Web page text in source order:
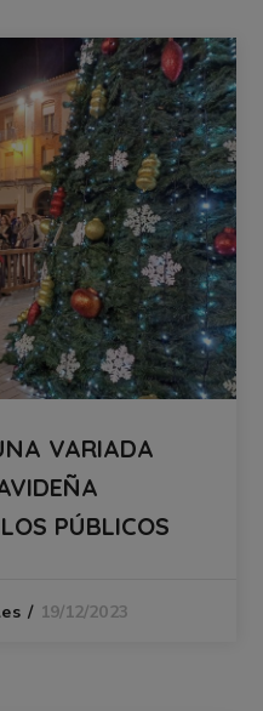
VARIADA
PÚBLICOS
19/12/2023